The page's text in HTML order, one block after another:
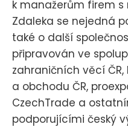
k manažerům firem
Zdaleka se nejedná
také o další
připravován ve
zahraničních věcí
a obchodu ČR,
CzechTrade a
podporujícími český